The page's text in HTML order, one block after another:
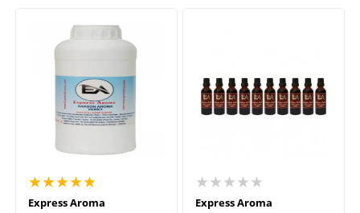
★★★★★
Express Aroma
★★★★★
Express Aroma